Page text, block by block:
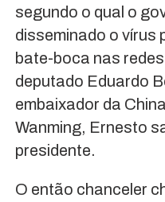
segundo o qual o
disseminado o vírus
bate-boca nas
deputado Eduardo
embaixador da
Wanming, Ernesto
presidente.
O então chanceler